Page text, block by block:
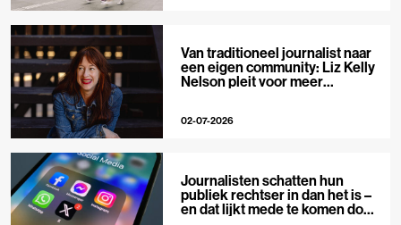
Van traditioneel journalist naar
een eigen community: Liz Kelly
Nelson pleit voor meer
02-07-2026
Journalisten schatten hun
publiek rechtser in dan het is –
en dat lijkt mede te komen door